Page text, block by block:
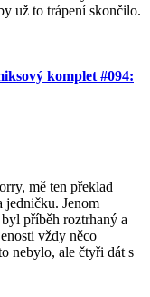
už to trápení skončilo.
komplet #094:
mě ten překlad
jedničku. Jenom
příběh roztrhaný a
vždy něco
nebylo, ale čtyři dát s